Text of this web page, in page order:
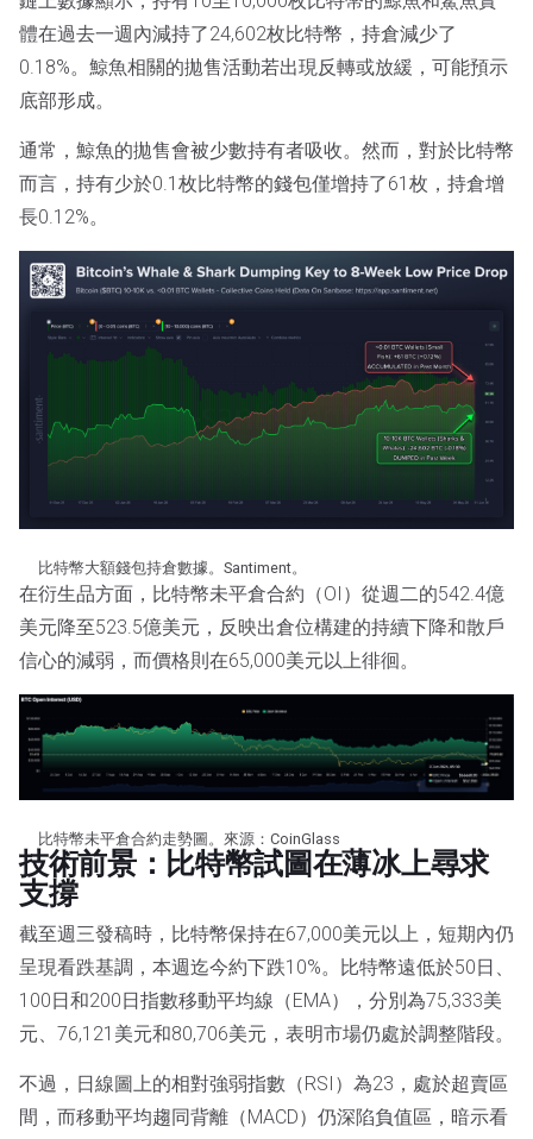
體在過去一週內減持了24,602枚比特幣，持倉減少了
0.18%。鯨魚相關的拋售活動若出現反轉或放緩，可能預示
底部形成。
通常，鯨魚的拋售會被少數持有者吸收。然而，對於比特幣
而言，持有少於0.1枚比特幣的錢包僅增持了61枚，持倉增
長0.12%。
比特幣大額錢包持倉數據。Santiment。
在衍生品方面，比特幣未平倉合約（OI）從週二的542.4億
美元降至523.5億美元，反映出倉位構建的持續下降和散戶
信心的減弱，而價格則在65,000美元以上徘徊。
比特幣未平倉合約走勢圖。來源：CoinGlass
技術前景：比特幣試圖在薄冰上尋求
支撐
截至週三發稿時，比特幣保持在67,000美元以上，短期內仍
呈現看跌基調，本週迄今約下跌10%。比特幣遠低於50日、
100日和200日指數移動平均線（EMA），分別為75,333美
元、76,121美元和80,706美元，表明市場仍處於調整階段。
不過，日線圖上的相對強弱指數（RSI）為23，處於超賣區
間，而移動平均趨同背離（MACD）仍深陷負值區，暗示看